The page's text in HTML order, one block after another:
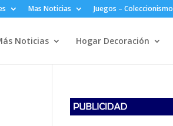
Mas Noticias Juegos – Coleccionismo
Noticias Hogar Decoración